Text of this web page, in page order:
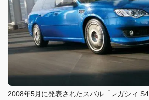
2008年5月に発表されたスバル「レガシィ